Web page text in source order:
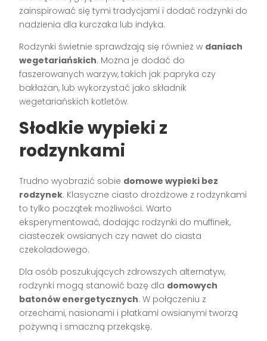
zainspirować się tymi tradycjami i dodać rodzynki do
nadzienia dla kurczaka lub indyka.
Rodzynki świetnie sprawdzają się również w daniach
wegetariańskich. Można je dodać do
faszerowanych warzyw, takich jak papryka czy
bakłażan, lub wykorzystać jako składnik
wegetariańskich kotletów.
Słodkie wypieki z
rodzynkami
Trudno wyobrazić sobie domowe wypieki bez
rodzynek. Klasyczne ciasto drożdżowe z rodzynkami
to tylko początek możliwości. Warto
eksperymentować, dodając rodzynki do muffinek,
ciasteczek owsianych czy nawet do ciasta
czekoladowego.
Dla osób poszukujących zdrowszych alternatyw,
rodzynki mogą stanowić bazę dla domowych
batonów energetycznych. W połączeniu z
orzechami, nasionami i płatkami owsianymi tworzą
pożywną i smaczną przekąskę.